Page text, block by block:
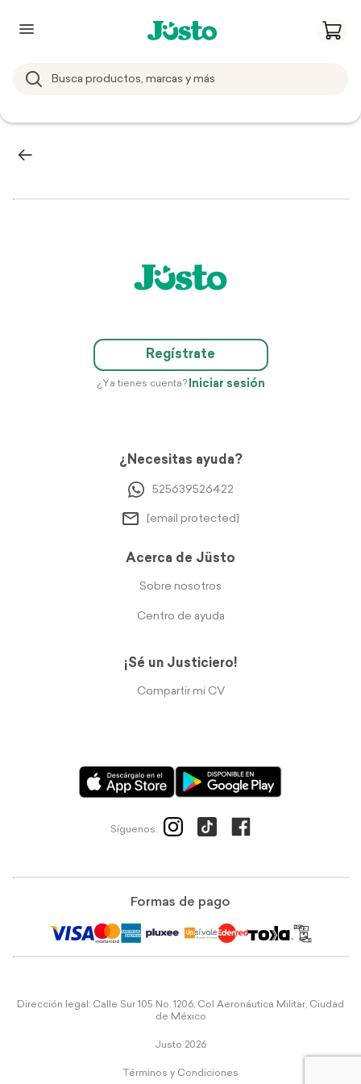
Regístrate
¿Ya tienes cuenta? Iniciar sesión
¿Necesitas ayuda?
525639526422
[email protected]
Acerca de Jüsto
Sobre nosotros
Centro de ayuda
¡Sé un Justiciero!
Compartir mi CV
Síguenos:
Formas de pago
Dirección legal: Calle Sur 105 No. 1206, Col Aeronáutica Militar, Ciudad
de México
Justo 2026
Términos y Condiciones